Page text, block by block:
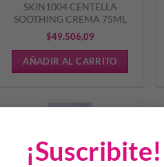
¡Suscribite!
SKIN1004 CENTELLA
SOOTHING CREMA 75ML
$49.506,09
AÑADIR AL CARRITO